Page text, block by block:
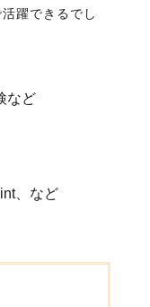
躍できるでし
など
、など